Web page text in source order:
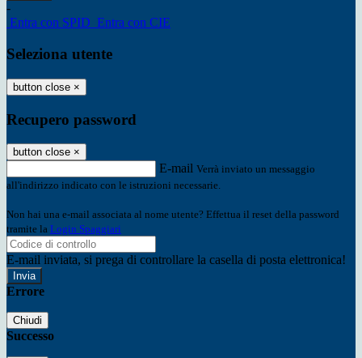
-
Entra con SPID Entra con CIE
Seleziona utente
button close ×
Recupero password
button close ×
E-mail Verrà inviato un messaggio
all'indirizzo indicato con le istruzioni necessarie.
Non hai una e-mail associata al nome utente? Effettua il reset della password
tramite la Login Spaggiari
E-mail inviata, si prega di controllare la casella di posta elettronica!
Errore
Chiudi
Successo